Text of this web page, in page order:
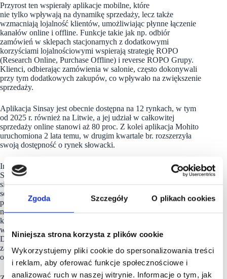
Zgoda Szczegóły O plikach cookies
Niniejsza strona korzysta z plików cookie
Wykorzystujemy pliki cookie do spersonalizowania treści
i reklam, aby oferować funkcje społecznościowe i
analizować ruch w naszej witrynie. Informacje o tym, jak
Przyrost ten wspierały aplikacje mobilne, które
nie tylko wpływają na dynamikę sprzedaży, lecz także
wzmacniają lojalność klientów, umożliwiając płynne łączenie
kanałów online i offline. Funkcje takie jak np. odbiór
zamówień w sklepach stacjonarnych z dodatkowymi
korzyściami lojalnościowymi wspierają strategię ROPO
(Research Online, Purchase Offline) i reverse ROPO Grupy.
Klienci, odbierając zamówienia w salonie, często dokonywali
przy tym dodatkowych zakupów, co wpływało na zwiększenie
sprzedaży.
Aplikacja Sinsay jest obecnie dostępna na 12 rynkach, w tym
od 2025 r. również na Litwie, a jej udział w całkowitej
sprzedaży online stanowi aż 80 proc. Z kolei aplikacja Mohito
uruchomiona 2 lata temu, w drugim kwartale br. rozszerzyła
swoją dostępność o rynek słowacki.
Integralnym elementem aplikacji jest program lojalnościowy
Sinsay Club, który w ciągu zaledwie dwóch lat od premiery stał
się najpopularniejszym programem lojalnościowym w polskim
sektorze odzieżowym. Zgodnie z badaniem CAWI
przeprowadzonym przez Instytut Badawczy Minds & Roses
na zlecenie Mastercard Advisors, 33 proc. respondentów,
którzy dokonali zakupu odzieży w ostatnich 12 miesiącach,
wskazało Sinsay Club jako program najbardziej ich angażujący.
Dzięki spójnej obsłudze punktów lojalnościowych programu
zarówno w salonach, jak i online, znacznie zwiększa
on konwersję sprzedaży.